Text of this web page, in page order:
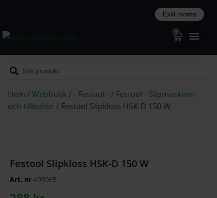
0
Hem /Webbutik/ - Festool -/ Festool - Slipmaskiner
och tillbehör / Festool Slipkloss HSK-D 150 W
Festool Slipkloss HSK-D 150 W
Art. nr 495965